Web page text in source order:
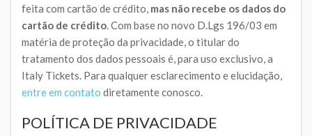
feita com cartão de crédito, mas não recebe os dados do
cartão de crédito. Com base no novo D.Lgs 196/03 em
matéria de proteção da privacidade, o titular do
tratamento dos dados pessoais é, para uso exclusivo, a
Italy Tickets. Para qualquer esclarecimento e elucidação,
entre em contato diretamente conosco.
POLÍTICA DE PRIVACIDADE